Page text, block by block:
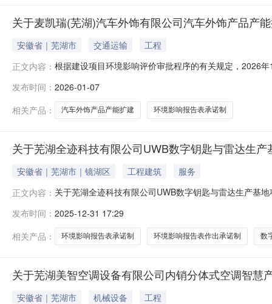
关于麦凯瑞(芜湖)汽车外饰有限公司汽车外饰产品产
安徽省｜芜湖市 交通运输
工程
正文内容： 根据建设项目环境影响评价审批程序的有关规定，2026
馈至中国（安徽）自由贸易试验区芜湖片区管委会行政
目.pdf6、告知承诺制审批承诺书.
发布时间： 2026-01-07
相关产品：
汽车外饰产品产能扩建 环境影响报告表承诺制
关于芜湖全迹科技有限公司UWB数字钥匙与雷达生
安徽省｜芜湖市｜镜湖区 工程建筑
服务
正文内容： 关于芜湖全迹科技有限公司UWB数字钥匙与雷达生产基
湖市政务服务中心管理有关规定执行。若对本项目建设
心六楼环保窗口（芜湖市鸠江
发布时间： 2025-12-31 17:29
相关产品：
环境影响报告表承诺制 环境影响报告表作出承诺制 数
关于芜湖美智空调设备有限公司内销分体式空调智
安徽省｜芜湖市 机械设备
工程